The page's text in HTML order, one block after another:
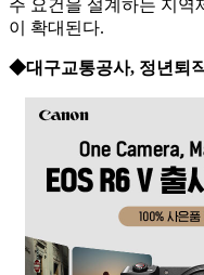
주 요건을 설계하는 지역
이 확대된다.
◆대구교통공사, 정년퇴